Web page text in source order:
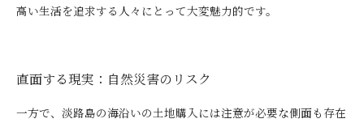
高い生活を追求する人々にとって大変魅力的です。
直面する現実：自然災害のリスク
一方で、淡路島の海沿いの土地購入には注意が必要な側面も存在